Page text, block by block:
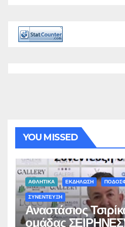
YOU MISSED
ΑΘΛΗΤΙΚΑ ΕΚΔΗΛΩΣΗ
ΣΥΝΕΝΤΕΥΞΗ
Αναστάσιος
ομάδας